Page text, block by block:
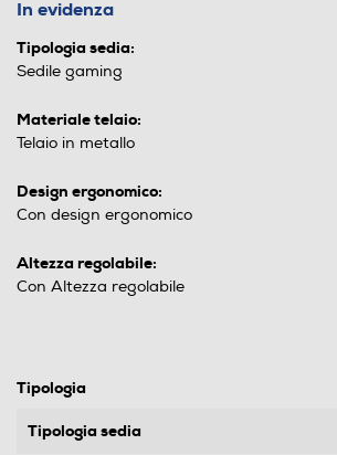
In evidenza
Tipologia sedia:
Sedile gaming
Materiale telaio:
Telaio in metallo
Design ergonomico:
Con design ergonomico
Altezza regolabile:
Con Altezza regolabile
Tipologia
Tipologia sedia